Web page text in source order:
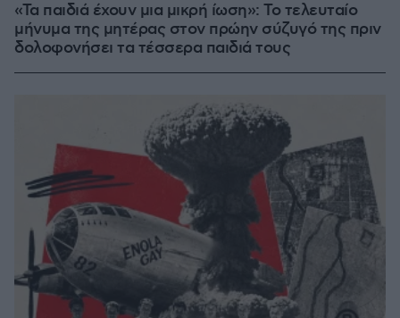
«Τα παιδιά έχουν μια μικρή ίωση»: Το τελευταίο
μήνυμα της μητέρας στον πρώην σύζυγό της πριν
δολοφονήσει τα τέσσερα παιδιά τους